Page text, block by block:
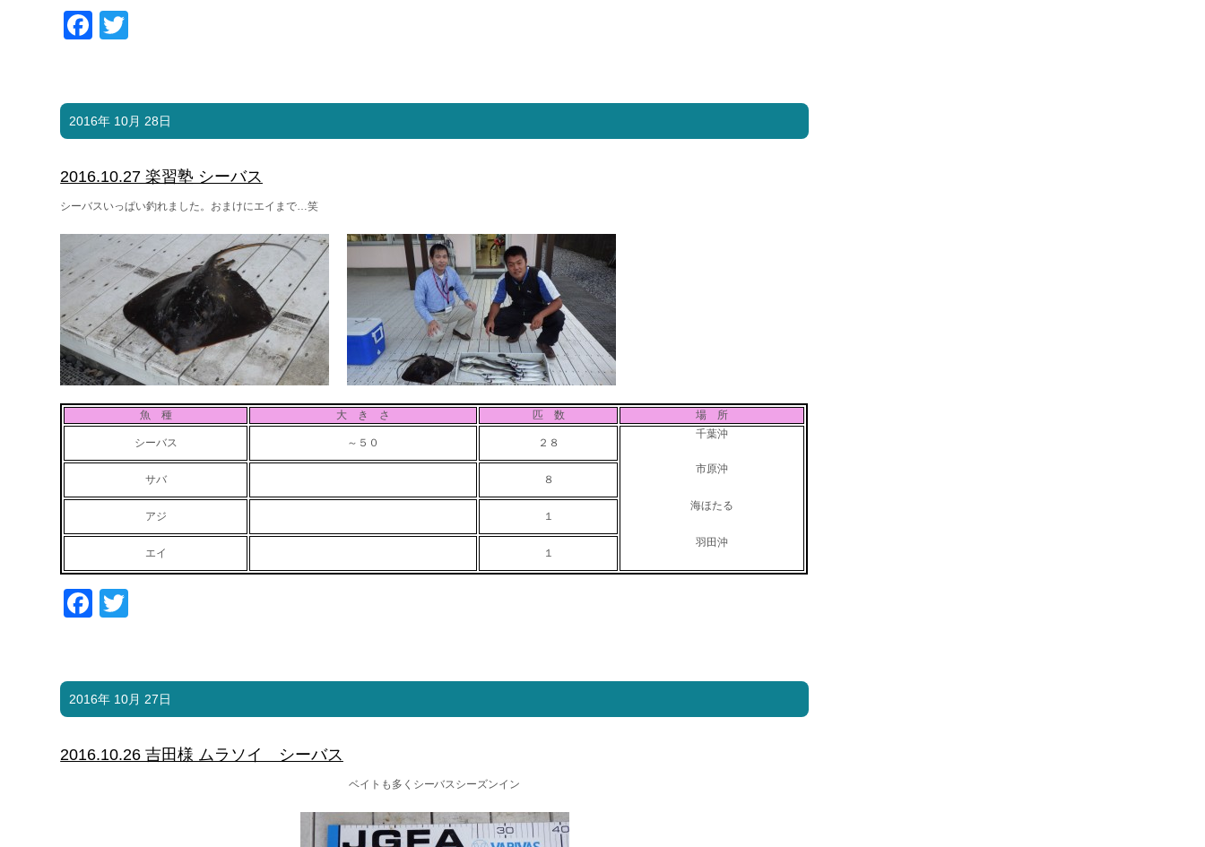
Facebook
2016年 10月 28日
2016.10.27 楽習塾 シーバス
シーバスいっぱい釣れました。おまけにエイまで…笑
魚 種 大 き さ 匹 数 場 所
シーバス ～５０ ２８
千葉沖
市原沖
海ほたる
羽田沖
サバ ８
アジ １
エイ １
Facebook
2016年 10月 27日
2016.10.26 吉田様 ムラソイ シーバス
ベイトも多くシーバスシーズンイン